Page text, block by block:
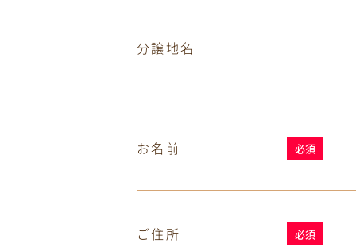
分譲地名
お名前 必須
ご住所 必須